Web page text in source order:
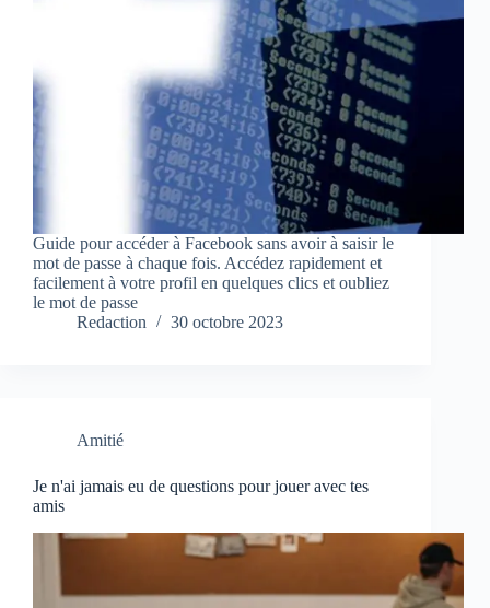
Guide pour accéder à Facebook sans avoir à saisir le
mot de passe à chaque fois. Accédez rapidement et
facilement à votre profil en quelques clics et oubliez
le mot de passe
Redaction
30 octobre 2023
Amitié
Je n'ai jamais eu de questions pour jouer avec tes
amis